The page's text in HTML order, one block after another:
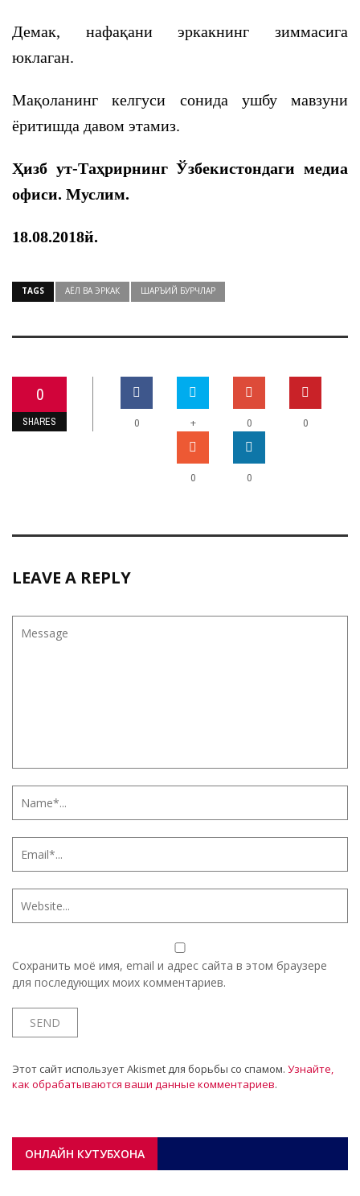
Демак, нафақани эркакнинг зиммасига
юклаган.
Мақоланинг келгуси сонида ушбу мавзуни
ёритишда давом этамиз.
Ҳизб ут-Таҳрирнинг Ўзбекистондаги медиа
офиси. Муслим.
18.08.2018й.
TAGS АЁЛ ВА ЭРКАК ШАРЪИЙ БУРЧЛАР
0
SHARES 0 + 0 0
0 0
LEAVE A REPLY
Сохранить моё имя, email и адрес сайта в этом браузере
для последующих моих комментариев.
Этот сайт использует Akismet для борьбы со спамом. Узнайте,
как обрабатываются ваши данные комментариев.
ОНЛАЙН КУТУБХОНА